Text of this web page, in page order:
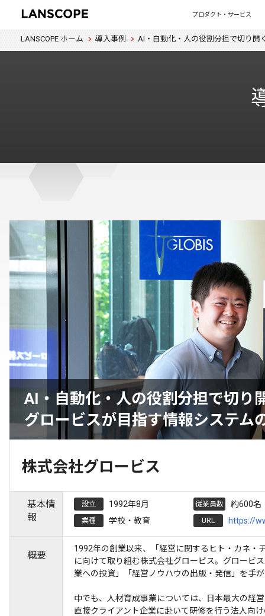
プロダクト・サービス
LANSCOPE ホーム 導入事例 AI・自動化・人の役割分担で切り開
AI・自動化・人の役割分担で切り
グロービスが目指す情報システム
株式会社グロービス
基本情
報
設立 1992年8月 従業員数 約600名
業種 学校・教育 URL https://
概要
1992年の創業以来、「経営に関するヒト・カネ・
に向けて取り組む株式会社グロービス。グロービ
業への投資」「経営ノウハウの出版・発信」を手
中でも、人材育成事業については、日本最大の経
直接クライアント企業に赴いて研修を行う法人向